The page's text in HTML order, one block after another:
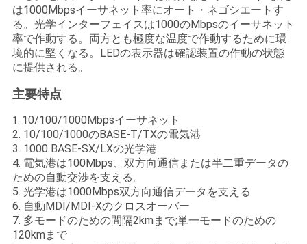
し
な
さ
い
地
図
プ
は1000Mbpsイーサネット率にオート・ネゴシエートす
る。光学インターフェイスは1000のMbpsのイーサネット
率で作動する。両方とも極度な温度で作動するために環
境的に堅くなる。LEDの表示器は確認装置の作動の状態
に提供される。
主要特点
1. 10/100/1000Mbpsイーサネット
2. 10/100/1000のBASE-T/TXの電気港
3. 1000 BASE-SX/LXの光学港
4. 電気港は100Mbps、双方向通信または半二重データの
ための自動交渉を支える。
5. 光学港は1000Mbps双方向通信データを支える
6. 自動MDI/MDI-Xのクロスオーバー
7. 多モードのための間隔2kmまで;単一モードのための
120kmまで